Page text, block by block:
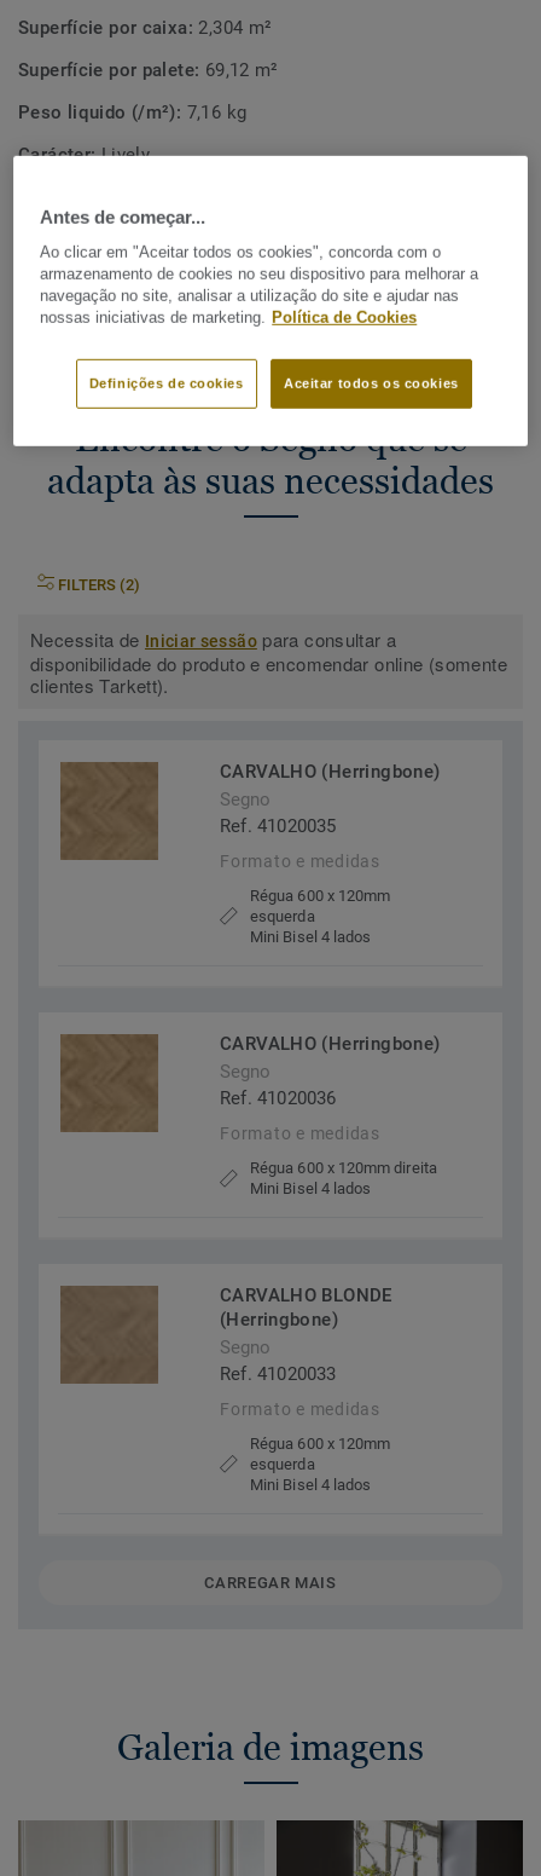
Superfície por caixa: 2,304 m²
Superfície por palete: 69,12 m²
Peso liquido (/m²): 7,16 kg
Carácter:Lively
Encontrar o seu contacto de vendas
Encontre o Segno que se
adapta às suas necessidades
FILTERS (2)
Necessita de Iniciar sessãopara consultar a
disponibilidade do produto e encomendar online (somente
clientes Tarkett).
CARVALHO (Herringbone)
Segno
Ref. 41020035
Formato e medidas
Régua 600 x 120mm
esquerda
Mini Bisel 4 lados
CARVALHO (Herringbone)
Segno
Ref. 41020036
Formato e medidas
Régua 600 x 120mm direita
Mini Bisel 4 lados
CARVALHO BLONDE
(Herringbone)
Segno
Ref. 41020033
Formato e medidas
Régua 600 x 120mm
esquerda
Mini Bisel 4 lados
CARREGAR MAIS
Galeria de imagens
Antes de começar...
Ao clicar em "Aceitar todos os cookies", concorda com o
armazenamento de cookies no seu dispositivo para melhorar a
navegação no site, analisar a utilização do site e ajudar nas
nossas iniciativas de marketing.
Política de Cookies
Aceitar todos os cookies
Definições de cookies